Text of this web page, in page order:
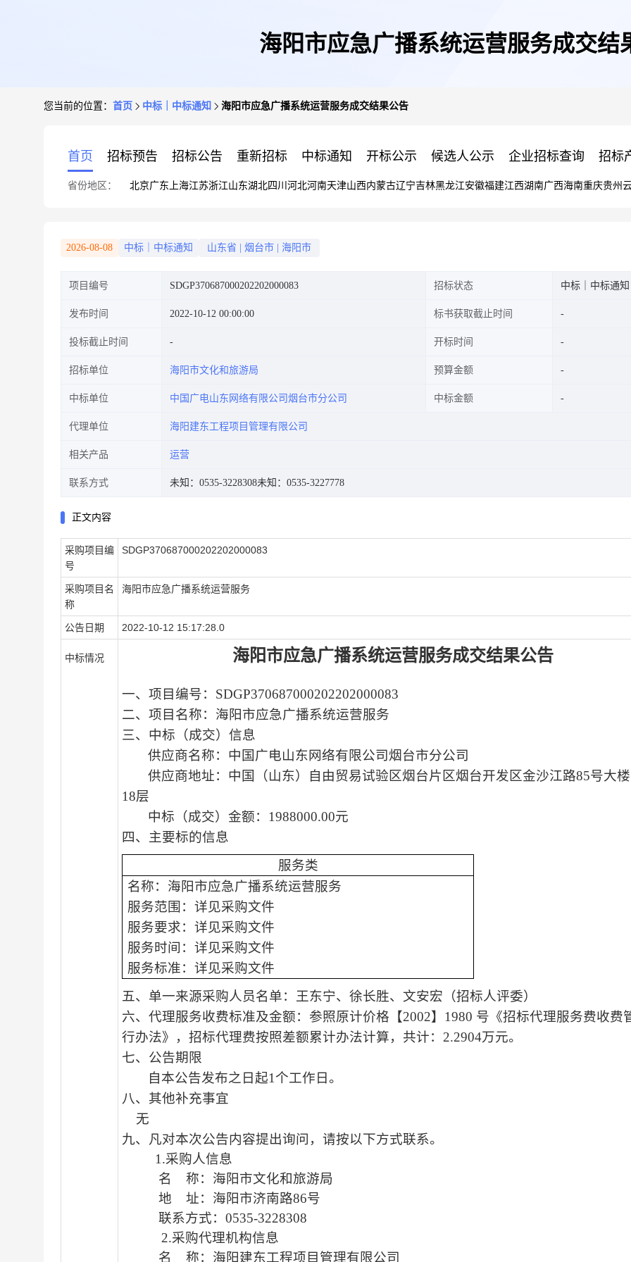
海阳市应急广播系统运营服务成交结
您当前的位置： 首页 中标｜中标通知 海阳市应急广播系统运营服务成交结果公告
首页 招标预告 招标公告 重新招标 中标通知 开标公示 候选人公示 企业招标查询 招标
省份地区： 北京广东 上海江苏浙江山东湖北四川 河北河南天津山西内蒙古辽宁吉林黑龙江安徽福建江西湖南广西海南重庆贵州
2026-08-08 中标｜中标通知 山东省 烟台市 海阳市
项目编号 SDGP370687000202202000083 招标状态 中标｜中标通知
发布时间 2022-10-12 00:00:00 标书获取截止时间
投标截止时间 开标时间
招标单位 海阳市文化和旅游局 预算金额
中标单位 中国广电山东网络有限公司烟台市分公司 中标金额
代理单位 海阳建东工程项目管理有限公司
相关产品 运营
联系方式 未知：0535-3228308未知：0535-3227778
正文内容
采购项目编
号
SDGP370687000202202000083
采购项目名
称
海阳市应急广播系统运营服务
公告日期 2022-10-12 15:17:28.0
中标情况 海阳市应急广播系统运营服务成交结果公告
一、 项目编号： SDGP370687000202202000083
二、 项目名称： 海阳市应急广播系统运营服务
三、中标（成交）信息
供应商名称： 中国广电山东网络有限公司烟台市分公司
供应商地址： 中国（山东）自由贸易试验区烟台片区烟台开发区金沙江路85号大
18层
中标（成交）金额： 1988000.00元
四、主要标的信息
服务类
名称：海阳市应急广播系统运营服务
服务范围：详见采购文件
服务要求：详见采购文件
服务时间：详见采购文件
服务标准：详见采购文件
五、单一来源采购人员名单： 王东宁、徐长胜、文安宏（招标人评委）
六、代理服务收费标准及金额： 参照原计价格【2002】1980 号《招标代理服务费收费
行办法》， 招标代理费按照差额累计办法计算，共计： 2.2904万元。
七、公告期限
自本公告发布之日起1个工作日。
八、其他补充事宜
无
九、凡对本次公告内容提出询问，请按以下方式联系。
1.采购人信息
名
称：海阳市文化和旅游局
地
址：海阳市济南路86号
联系方式： 0535-3228308
2.采购代理机构信息
名
称：海阳建东工程项目管理有限公司